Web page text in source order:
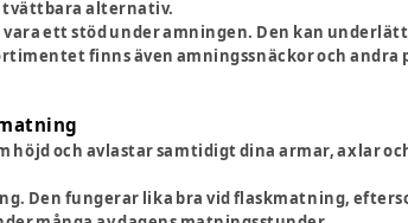
tvättbara alternativ.
ett stöd under amningen. Den kan
finns även amningssnäckor och
höjd och avlastar samtidigt dina armar, axlar
Den fungerar lika bra vid flaskmatning,